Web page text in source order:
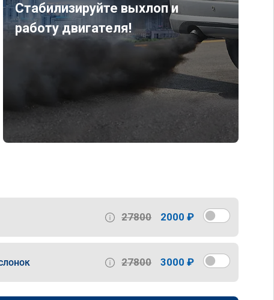
Стабилизируйте выхлоп и
работу двигателя!
27800 2000 ₽
27800 3000 ₽